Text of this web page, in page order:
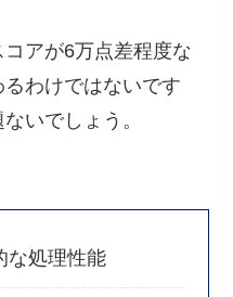
アが6万点差程度な
わけではないです
いでしょう。
な処理性能